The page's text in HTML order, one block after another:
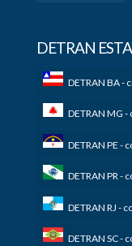
DETRAN
DETRAN BA -
DETRAN MG -
DETRAN PE -
DETRAN PR -
DETRAN RJ -
DETRAN SC -